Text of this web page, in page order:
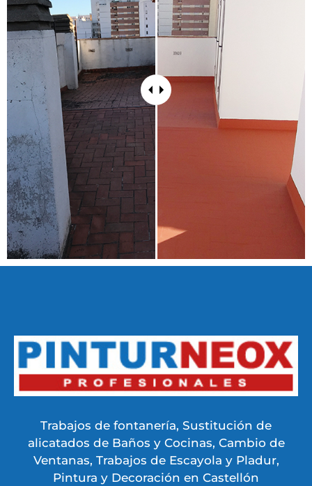
Trabajos de fontanería, Sustitución de
alicatados de Baños y Cocinas, Cambio de
Ventanas, Trabajos de Escayola y Pladur,
Pintura y Decoración en Castellón